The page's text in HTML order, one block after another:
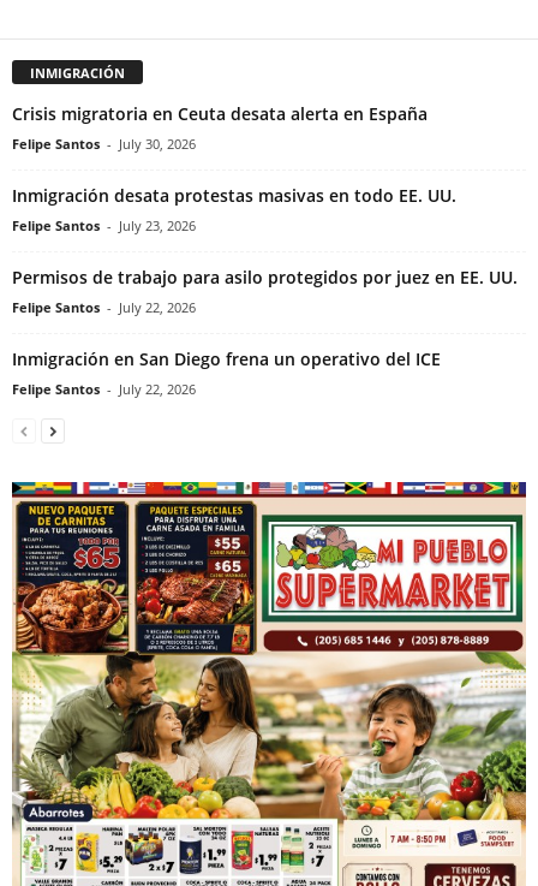
INMIGRACIÓN
Crisis migratoria en Ceuta desata alerta en España
Felipe Santos - July 30, 2026
Inmigración desata protestas masivas en todo EE. UU.
Felipe Santos - July 23, 2026
Permisos de trabajo para asilo protegidos por juez en EE. UU.
Felipe Santos - July 22, 2026
Inmigración en San Diego frena un operativo del ICE
Felipe Santos - July 22, 2026